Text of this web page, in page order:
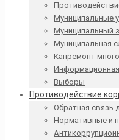
Муниципальные
Муниципальный
Муниципальная
Капремонт
Выборы
Противодействие
Обратная связь
Нормативные и